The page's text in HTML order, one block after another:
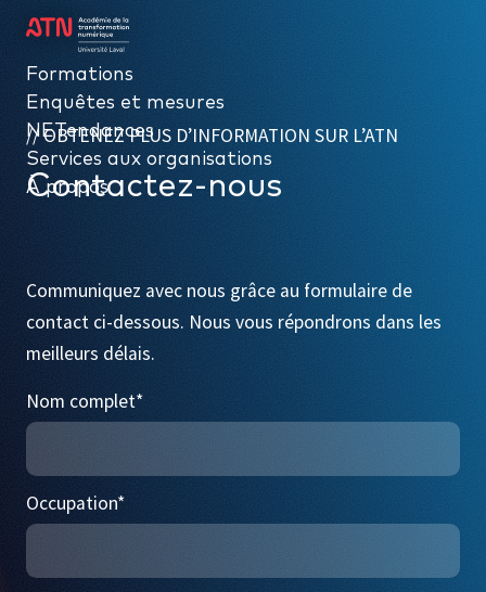
OBTENEZ PLUS D’INFORMATION SUR L’ATN
Contactez-nous
Communiquez avec nous grâce au formulaire de
contact ci-dessous. Nous vous répondrons dans les
meilleurs délais.
Nom complet*
Occupation*
Formations
Enquêtes et mesures
NETendances
Services aux organisations
À propos
Formations
Enquêtes et mesures
NETendances
Services aux organisations
À propos